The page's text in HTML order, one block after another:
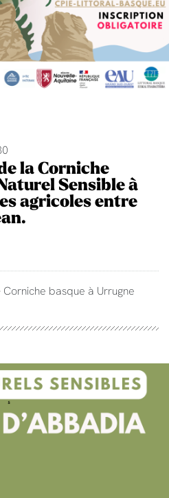
la Corniche
Sensible à
agricoles entre
basque à Urrugne